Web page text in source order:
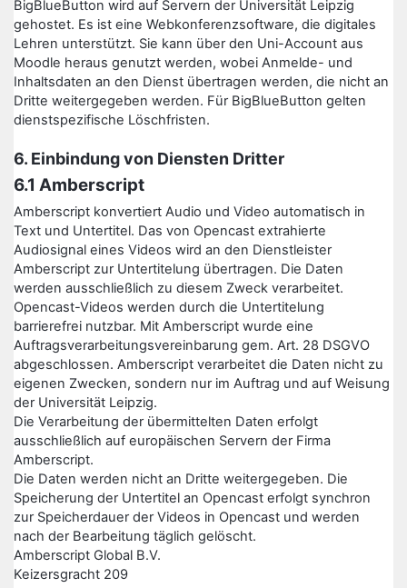
BigBlueButton wird auf Servern der Universität Leipzig
gehostet. Es ist eine Webkonferenzsoftware, die digitales
Lehren unterstützt. Sie kann über den Uni-Account aus
Moodle heraus genutzt werden, wobei Anmelde- und
Inhaltsdaten an den Dienst übertragen werden, die nicht an
Dritte weitergegeben werden. Für BigBlueButton gelten
dienstspezifische Löschfristen.
6. Einbindung von Diensten Dritter
6.1 Amberscript
Amberscript konvertiert Audio und Video automatisch in
Text und Untertitel. Das von Opencast extrahierte
Audiosignal eines Videos wird an den Dienstleister
Amberscript zur Untertitelung übertragen. Die Daten
werden ausschließlich zu diesem Zweck verarbeitet.
Opencast-Videos werden durch die Untertitelung
barrierefrei nutzbar. Mit Amberscript wurde eine
Auftragsverarbeitungsvereinbarung gem. Art. 28 DSGVO
abgeschlossen. Amberscript verarbeitet die Daten nicht zu
eigenen Zwecken, sondern nur im Auftrag und auf Weisung
der Universität Leipzig.
Die Verarbeitung der übermittelten Daten erfolgt
ausschließlich auf europäischen Servern der Firma
Amberscript.
Die Daten werden nicht an Dritte weitergegeben. Die
Speicherung der Untertitel an Opencast erfolgt synchron
zur Speicherdauer der Videos in Opencast und werden
nach der Bearbeitung täglich gelöscht.
Amberscript Global B.V.
Keizersgracht 209